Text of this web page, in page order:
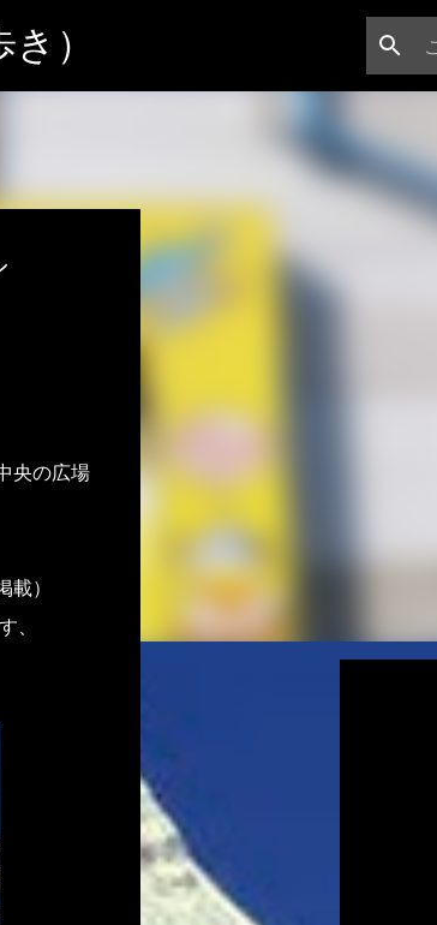
移動）
央の広場
）
、